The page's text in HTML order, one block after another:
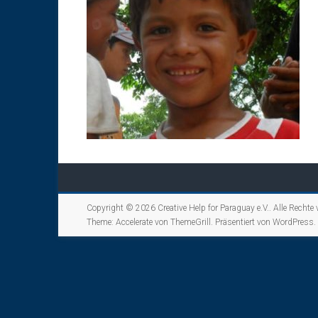
Copyright © 2026 Creative Help for Paraguay e.V.. Alle Rechte
Theme: Accelerate von ThemeGrill. Präsentiert von WordPress.